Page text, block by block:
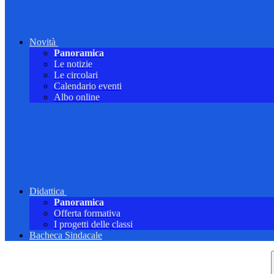
Novità
Panoramica
Le notizie
Le circolari
Calendario eventi
Albo online
Didattica
Panoramica
Offerta formativa
I progetti delle classi
Bacheca Sindacale